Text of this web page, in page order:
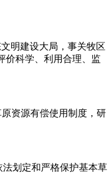
明建设大局，事关牧区
价科学、利用合理、监
资源有偿使用制度，研
划定和严格保护基本草